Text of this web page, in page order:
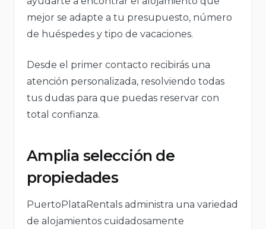
mejor se adapte a tu presupuesto, número
de huéspedes y tipo de vacaciones.
Desde el primer contacto recibirás una
atención personalizada, resolviendo todas
tus dudas para que puedas reservar con
total confianza.
Amplia selección de
propiedades
PuertoPlataRentals administra una variedad
de alojamientos cuidadosamente